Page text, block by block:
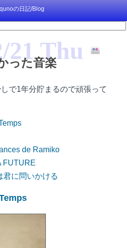
の日記/Blog
21 Thu
った音楽
で1年分貯まるので頑張って
de Ramiko
FUTURE
君に問いかける